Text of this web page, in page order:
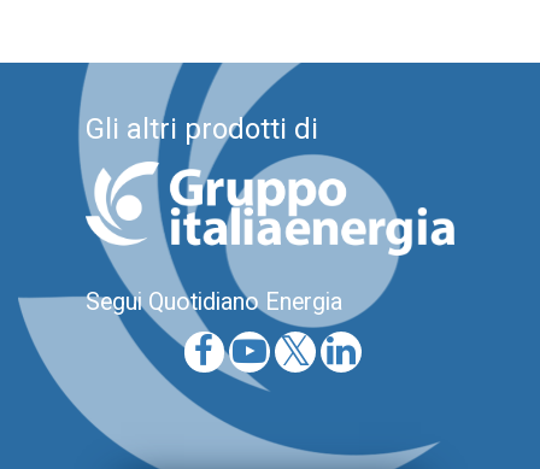
Gli altri prodotti di
Segui Quotidiano Energia